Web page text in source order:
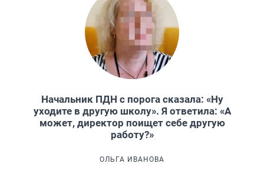
Начальник ПДН с порога сказала: «Ну
уходите в другую школу». Я ответила: «А
может, директор поищет себе другую
работу?»
ОЛЬГА ИВАНОВА